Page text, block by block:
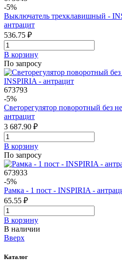
-5%
Выключатель трехклавишный -
антрацит
536.75 ₽
В корзинy
По запросу
673793
-5%
Светорегулятор поворотный без
антрацит
3 687.90 ₽
В корзинy
По запросу
673933
-5%
Рамка - 1 пост - INSPIRIA -
65.55 ₽
В корзинy
В наличии
Вверх
Каталог